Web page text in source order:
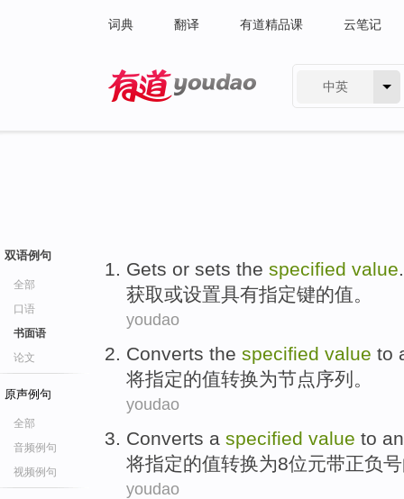
词典 翻译 有道精品课 云笔记
中英
双语例句
全部
口语
书面语
论文
原声例句
全部
音频例句
视频例句
Gets or sets the specified value.
获取或设置具有指定键的值。
youdao
Converts the specified value to
将指定的值转换为节点序列。
youdao
Converts a specified value to
将指定的值转换为8位元带正负
youdao